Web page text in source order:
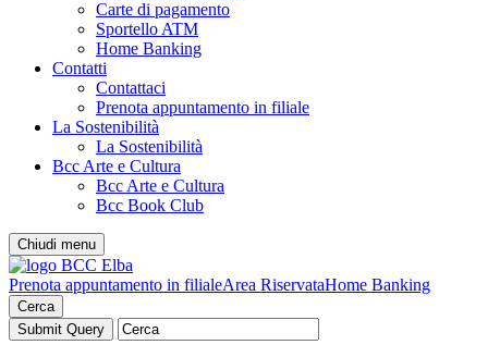
Carte di pagamento
Sportello ATM
Home Banking
Contatti
Contattaci
Prenota appuntamento in filiale
La Sostenibilità
La Sostenibilità
Bcc Arte e Cultura
Bcc Arte e Cultura
Bcc Book Club
Chiudi menu
Prenota appuntamento in filialeArea RiservataHome Banking
Cerca